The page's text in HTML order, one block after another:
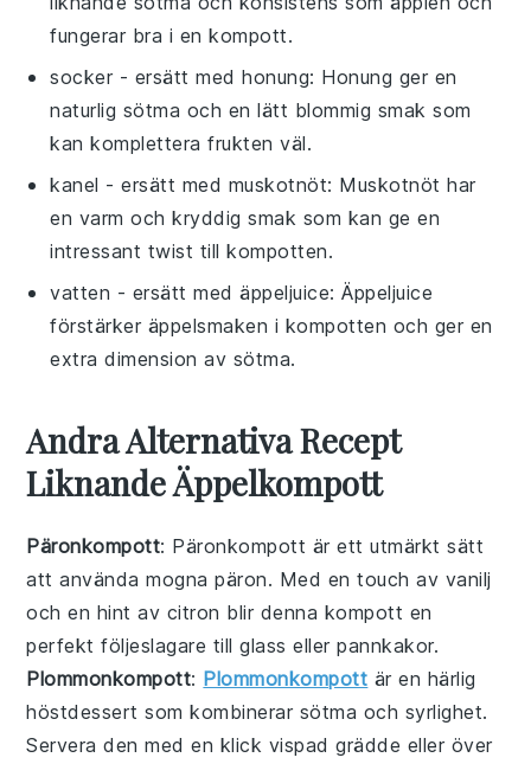
fungerar bra i en kompott.
socker - ersätt medhonung: Honung ger en
naturlig sötma och en lätt blommig smak som
kan komplettera frukten väl.
kanel - ersätt med muskotnöt: Muskotnöt har
en varm och kryddig smak som kan ge en
intressant twist till kompotten.
vatten - ersätt medäppeljuice: Äppeljuice
förstärker äppelsmaken i kompotten och ger en
extra dimension av sötma.
Andra Alternativa Recept
Liknande Äppelkompott
Päronkompott: Päronkompott är ett utmärkt sätt
att använda mogna päron. Med en touch av vanilj
och en hint av citron blir denna kompott en
perfekt följeslagare till glass eller pannkakor.
Plommonkompott: Plommonkompott är en härlig
höstdessert som kombinerar sötma och syrlighet.
Servera den med en klick vispad grädde eller över